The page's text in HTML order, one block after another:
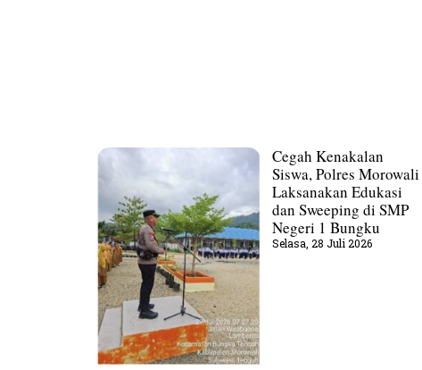
Cegah Kenakalan
Siswa, Polres Morowali
Laksanakan Edukasi
dan Sweeping di SMP
Negeri 1 Bungku
Selasa, 28 Juli 2026